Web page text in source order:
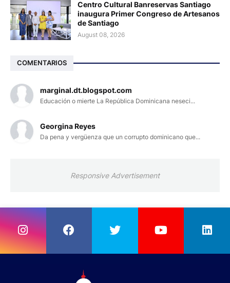
Centro Cultural Banreservas Santiago
inaugura Primer Congreso de Artesanos
de Santiago
August 08, 2026
COMENTARIOS
marginal.dt.blogspot.com
Educación o mierte La República Dominicana neseci...
Georgina Reyes
Da pena y vergüenza que un corrupto dominicano que...
Responsive Advertisement